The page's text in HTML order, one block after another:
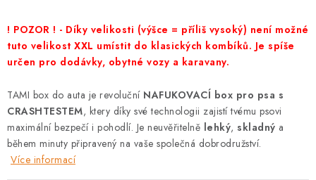
! POZOR ! - Díky velikosti (výšce = příliš vysoký) není možné
tuto velikost XXL umístit do klasických kombíků. Je spíše
určen pro dodávky, obytné vozy a karavany.
TAMI box do auta je revoluční NAFUKOVACÍ box pro psa s
CRASHTESTEM, ktery díky své technologii zajistí tvému psovi
maximální bezpečí i pohodlí. Je neuvěřitelně lehký, skladný a
během minuty připravený na vaše společná dobrodružství.
Více informací